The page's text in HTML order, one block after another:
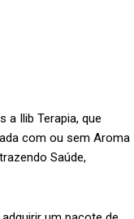
a Ilib Terapia, que
com ou sem Aroma
Saúde,